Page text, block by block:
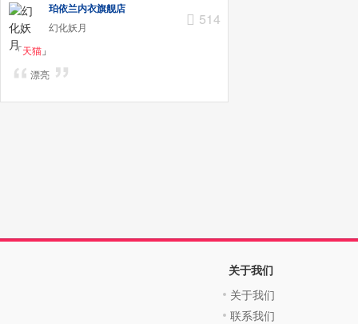
珀依兰内衣旗舰店
幻化妖月 514
「天猫 」
漂亮
关于我们
关于我们
联系我们